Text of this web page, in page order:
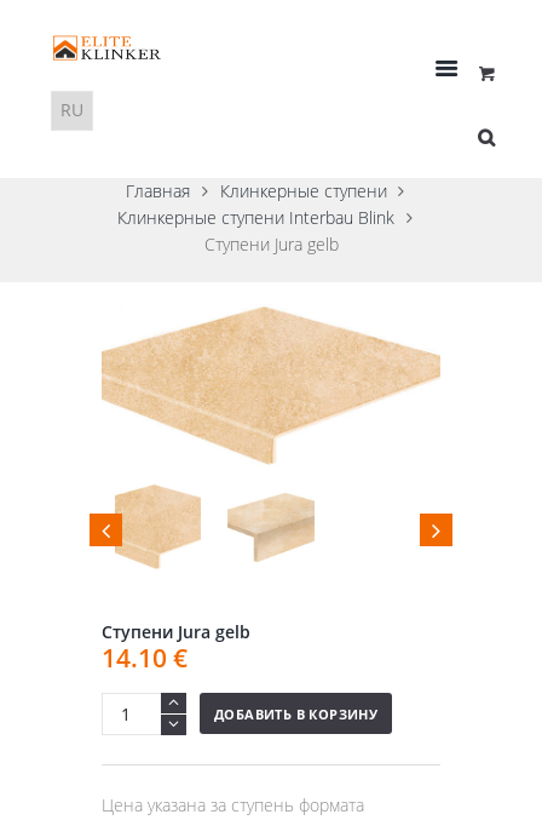
Главная
Клинкерные ступени
Клинкерные ступени Interbau Blink
Ступени Jura gelb
Ступени Jura gelb
14.10 €
ДОБАВИТЬ В КОРЗИНУ
Цена указана за ступень формата